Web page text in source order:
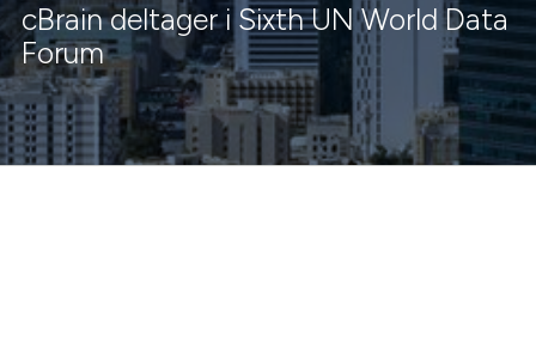
cBrain deltager i Sixth UN World Data
Forum